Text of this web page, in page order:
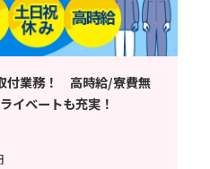
付業務！ 高時給/寮費無
イベートも充実！